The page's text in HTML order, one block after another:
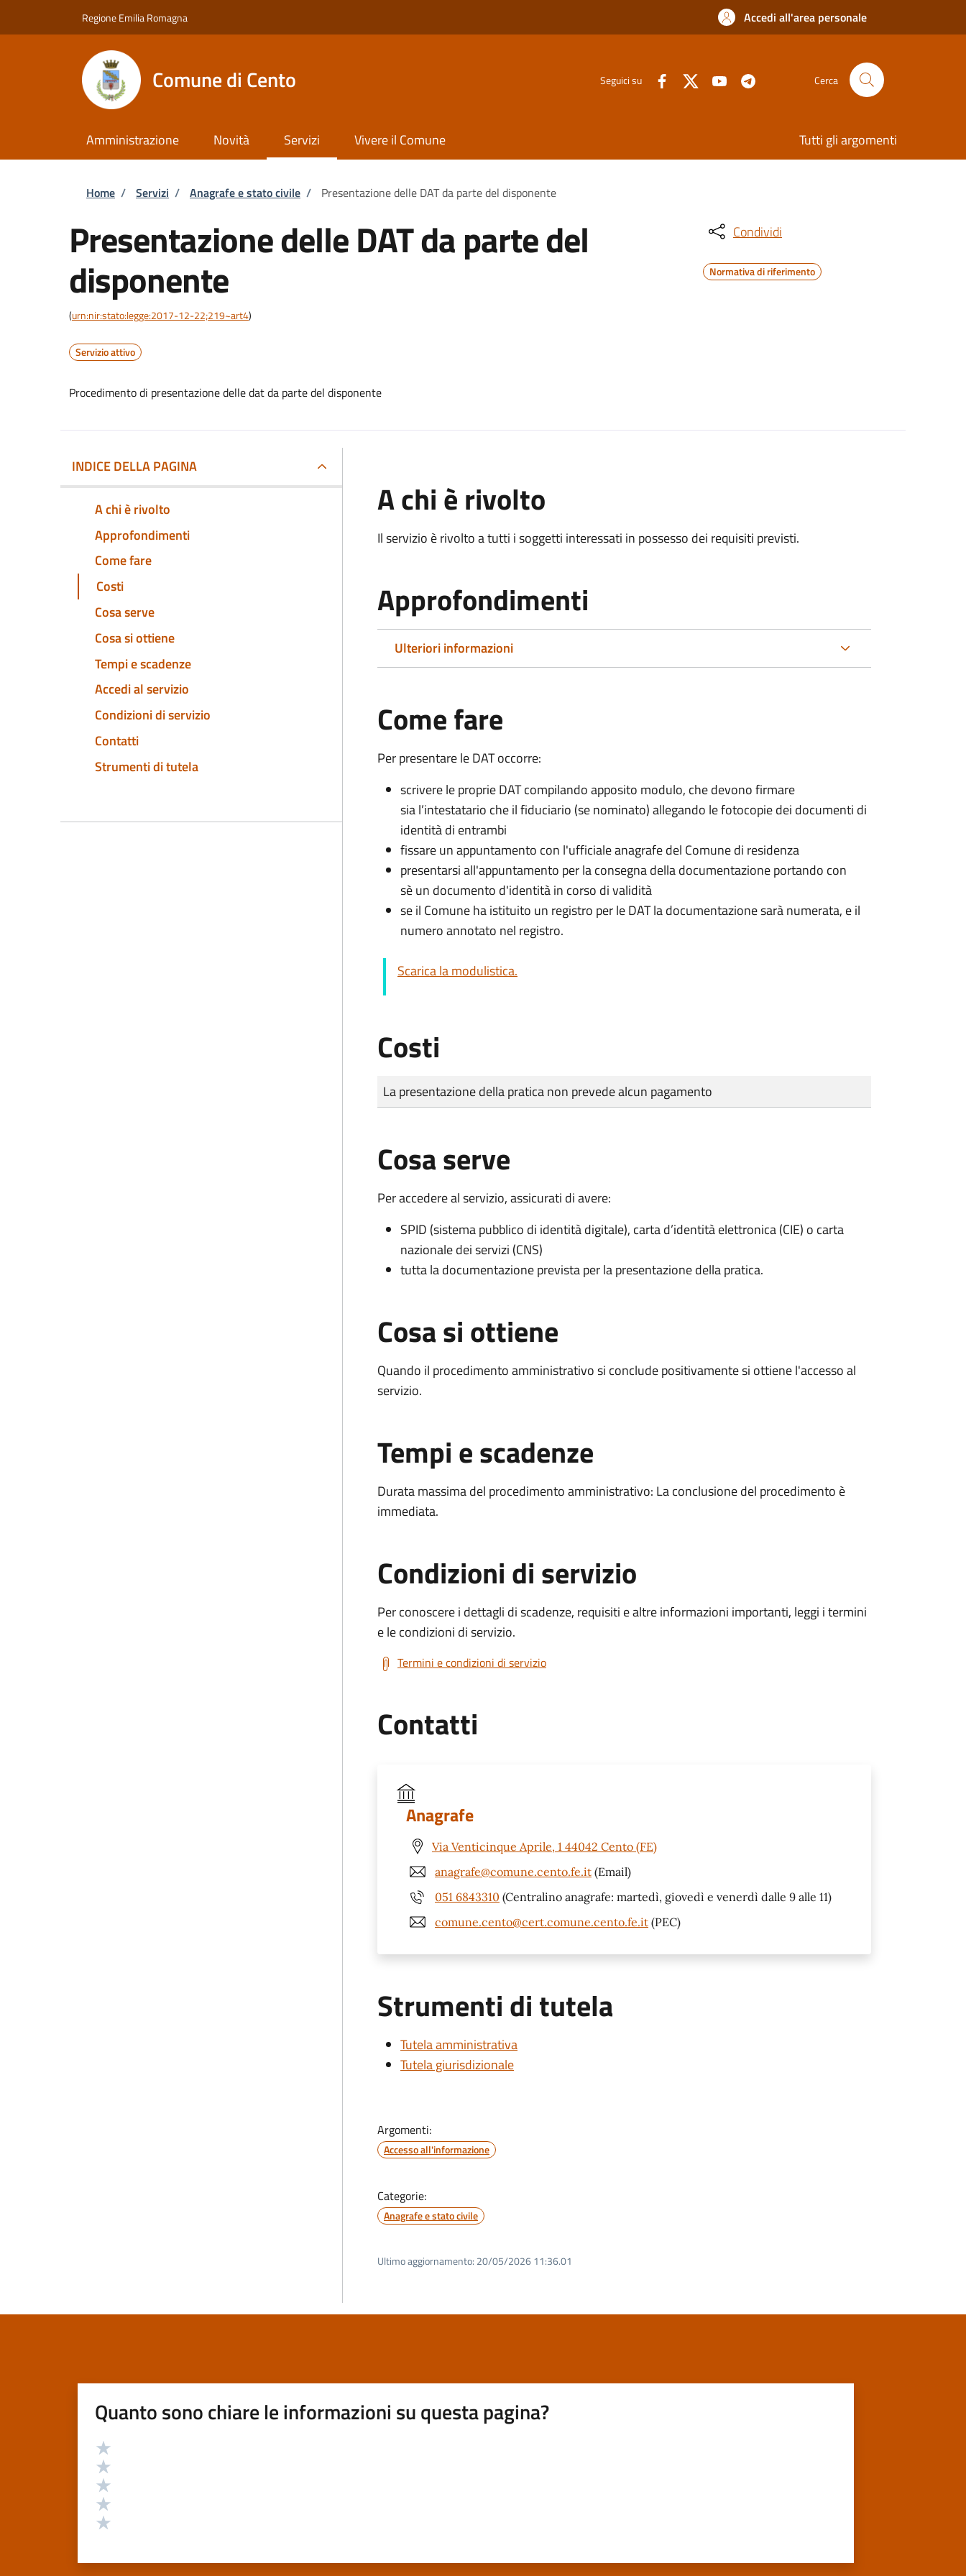
Regione Emilia Romagna Accedi all'area personale
Comune di Cento Seguici su Cerca
Amministrazione Novità Servizi Vivere il Comune Tutti gli argomenti
Briciole di pane
Home / Servizi / Anagrafe e stato civile / Presentazione delle DAT da parte del disponente
Presentazione delle DAT da parte del
disponente
(urn:nir:stato:legge:2017-12-22;219~art4)
Servizio attivo
Procedimento di presentazione delle dat da parte del disponente
Condividi
Normativa di riferimento
INDICE DELLA PAGINA
A chi è rivolto
Approfondimenti
Come fare
Costi
Cosa serve
Cosa si ottiene
Tempi e scadenze
Accedi al servizio
Condizioni di servizio
Contatti
Strumenti di tutela
A chi è rivolto
Il servizio è rivolto a tutti i soggetti interessati in possesso dei requisiti previsti.
Approfondimenti
Ulteriori informazioni
Come fare
Per presentare le DAT occorre:
scrivere le proprie DAT compilando apposito modulo, che devono firmare
sia l’intestatario che il fiduciario (se nominato) allegando le fotocopie dei documenti di
identità di entrambi
fissare un appuntamento con l'ufficiale anagrafe del Comune di residenza
presentarsi all'appuntamento per la consegna della documentazione portando con
sè un documento d'identità in corso di validità
se il Comune ha istituito un registro per le DAT la documentazione sarà numerata, e il
numero annotato nel registro.
Scarica la modulistica.
Costi
Tipo di pagamento
Importo
La presentazione della pratica non prevede alcun pagamento
Cosa serve
Per accedere al servizio, assicurati di avere:
SPID (sistema pubblico di identità digitale), carta d’identità elettronica (CIE) o carta
nazionale dei servizi (CNS)
tutta la documentazione prevista per la presentazione della pratica.
Cosa si ottiene
Quando il procedimento amministrativo si conclude positivamente si ottiene l'accesso al
servizio.
Tempi e scadenze
Durata massima del procedimento amministrativo: La conclusione del procedimento è
immediata.
Condizioni di servizio
Per conoscere i dettagli di scadenze, requisiti e altre informazioni importanti, leggi i termini
e le condizioni di servizio.
Termini e condizioni di servizio
Contatti
Anagrafe
Via Venticinque Aprile, 1 44042 Cento (FE)
anagrafe@comune.cento.fe.it (Email)
051 6843310 (Centralino anagrafe: martedì, giovedì e venerdì dalle 9 alle 11)
comune.cento@cert.comune.cento.fe.it (PEC)
Strumenti di tutela
Tutela amministrativa
Tutela giurisdizionale
Argomenti:
Accesso all'informazione
Categorie:
Anagrafe e stato civile
Ultimo aggiornamento: 20/05/2026 11:36.01
Quanto sono chiare le informazioni su questa pagina?
Valutazione